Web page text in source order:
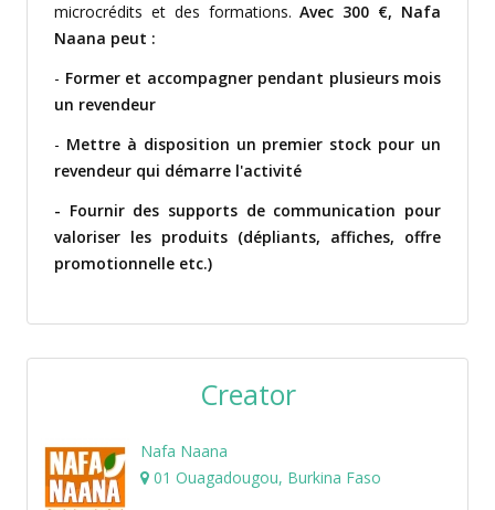
microcrédits et des formations.Avec 300 €, Nafa
Naana peut :
- Former et accompagner pendant plusieurs mois
un revendeur
- Mettre à disposition un premier stock pour un
revendeur qui démarre l'activité
- Fournir des supports de communication pour
valoriser les produits (dépliants, affiches, offre
promotionnelle etc.)
Creator
Nafa Naana
01 Ouagadougou, Burkina Faso